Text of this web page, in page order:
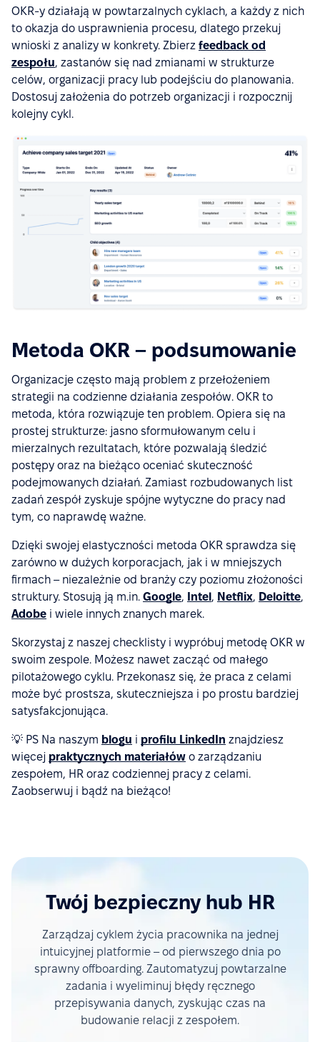
OKR-y działają w powtarzalnych cyklach, a każdy z nich
to okazja do usprawnienia procesu, dlatego przekuj
wnioski z analizy w konkrety. Zbierz feedback od
zespołu, zastanów się nad zmianami w strukturze
celów, organizacji pracy lub podejściu do planowania.
Dostosuj założenia do potrzeb organizacji i rozpocznij
kolejny cykl.
Metoda OKR – podsumowanie
Organizacje często mają problem z przełożeniem
strategii na codzienne działania zespołów. OKR to
metoda, która rozwiązuje ten problem. Opiera się na
prostej strukturze: jasno sformułowanym celu i
mierzalnych rezultatach, które pozwalają śledzić
postępy oraz na bieżąco oceniać skuteczność
podejmowanych działań. Zamiast rozbudowanych list
zadań zespół zyskuje spójne wytyczne do pracy nad
tym, co naprawdę ważne.
Dzięki swojej elastyczności metoda OKR sprawdza się
zarówno w dużych korporacjach, jak i w mniejszych
firmach – niezależnie od branży czy poziomu złożoności
struktury. Stosują ją m.in. Google, Intel, Netflix, Deloitte,
Adobe i wiele innych znanych marek.
Skorzystaj z naszej checklisty i wypróbuj metodę OKR w
swoim zespole. Możesz nawet zacząć od małego
pilotażowego cyklu. Przekonasz się, że praca z celami
może być prostsza, skuteczniejsza i po prostu bardziej
satysfakcjonująca.
💡 PS Na naszym blogu i profilu LinkedIn znajdziesz
więcej praktycznych materiałów o zarządzaniu
zespołem, HR oraz codziennej pracy z celami.
Zaobserwuj i bądź na bieżąco!
Twój bezpieczny hub HR
Zarządzaj cyklem życia pracownika na jednej
intuicyjnej platformie – od pierwszego dnia po
sprawny offboarding. Zautomatyzuj powtarzalne
zadania i wyeliminuj błędy ręcznego
przepisywania danych, zyskując czas na
budowanie relacji z zespołem.